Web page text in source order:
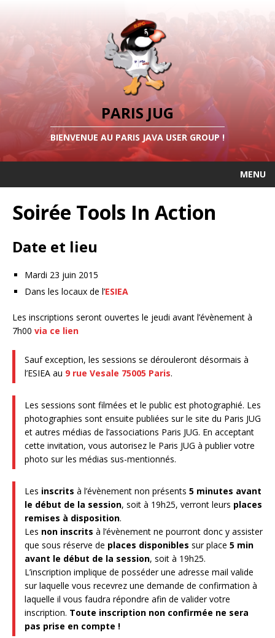
PARIS JUG
BIENVENUE AU PARIS JAVA USER GROUP !
MENU
Soirée Tools In Action
Date et lieu
Mardi 23 juin 2015
Dans les locaux de l’ESIEA
Les inscriptions seront ouvertes le jeudi avant l’évènement à
7h00 via ce lien
Sauf exception, les sessions se dérouleront désormais à
l’ESIEA au 9 rue Vesale 75005 Paris.
Les sessions sont filmées et le public est photographié. Les
photographies sont ensuite publiées sur le site du Paris JUG
et autres médias de l’associations Paris JUG. En acceptant
cette invitation, vous autorisez le Paris JUG à publier votre
photo sur les médias sus-mentionnés.
Les inscrits à l’évènement non présents 5 minutes avant
le début de la session, soit à 19h25, verront leurs places
remises à disposition.
Les non inscrits à l’évènement ne pourront donc y assister
que sous réserve de places disponibles sur place 5 min
avant le début de la session, soit à 19h25.
L’inscription implique de posséder une adresse mail valide
sur laquelle vous recevrez une demande de confirmation à
laquelle il vous faudra répondre afin de valider votre
inscription. Toute inscription non confirmée ne sera
pas prise en compte !